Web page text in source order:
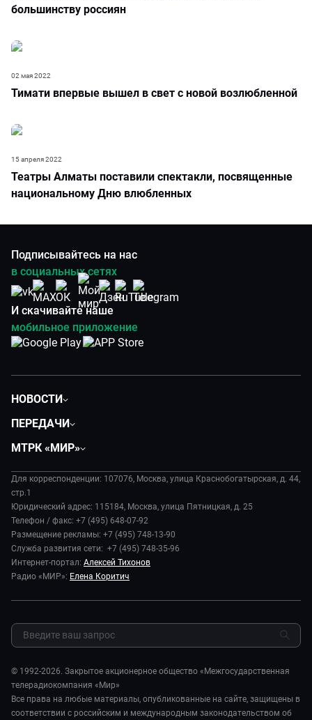
большинству россиян
Тимати впервые вышел в свет с новой возлюбленной
02 мая 2022
Театры Алматы поставили спектакли, посвященные
национальному Дню влюбленных
15 апреля 2022
Подписывайтесь на нас
в социальных сетях
И скачивайте наше
мобильное приложение
НОВОСТИ
Экономика
Происшествия
В содружестве
В мире
Наука и технологии
Здоровье и медицина
Спорт
Шоу-бизнес
Стиль жизни
Сад и огород
ПЕРЕДАЧИ
Дела судебные
Диктор делает
Игра в кино
Игра в кино. Мультфильмы
Исторический детектив
Миллион за 5 минут
Мировое соглашение
Предварительный диагноз
Пять причин поехать в...
МТРК «МИР»
История
Руководство
Новости компании
Пресса о нас
Карьера
Реклама
Закупки и тендеры
Обратная связь
Для корреспонденции: 107076, Москва, улица Краснобогатырская, д. 44,
стр.1
Юридический адрес: 115184, Москва, улица Пятницкая, д. 25
Телефон / факс: +7 (495) 648-07-92
Размещение рекламы: +7 (495) 748-13-90
Служба развития сети: +7 (495) 748-35-96
Интернет-портал: Алексей Тихонов
Радио «МИР»: Елена Коритич
© 1992-2026. Закрытое акционерное общество «Межгосударственная
телерадиокомпания «Мир»
Все права на любые материалы, опубликованные на сайте, защищены в
соответствии с российским и международным законодательством об